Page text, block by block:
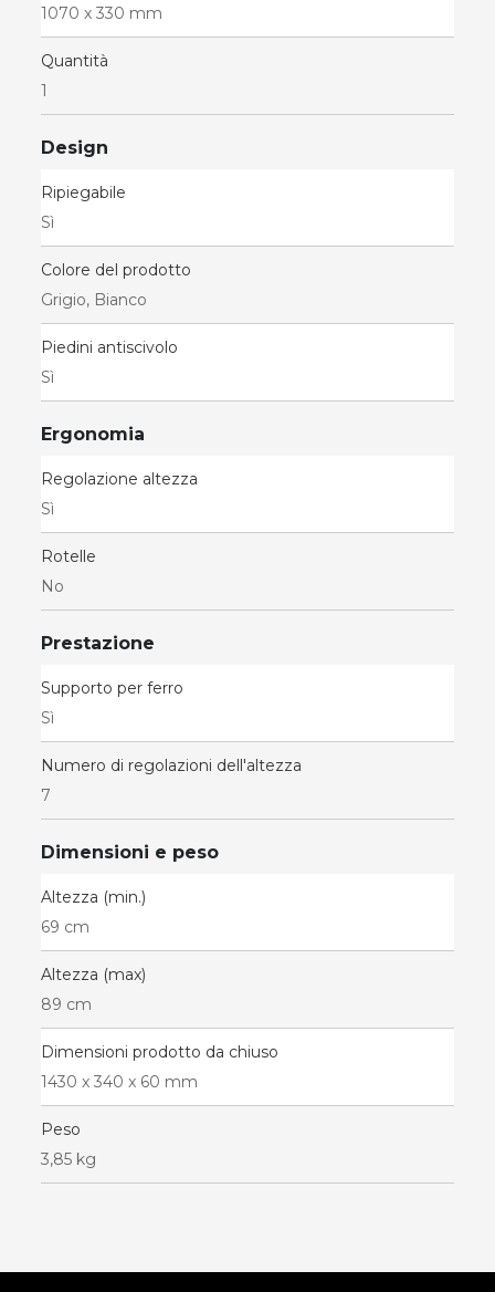
1070 x 330 mm
Quantità
1
Design
Ripiegabile
Sì
Colore del prodotto
Grigio, Bianco
Piedini antiscivolo
Sì
Ergonomia
Regolazione altezza
Sì
Rotelle
No
Prestazione
Supporto per ferro
Sì
Numero di regolazioni dell'altezza
7
Dimensioni e peso
Altezza (min.)
69 cm
Altezza (max)
89 cm
Dimensioni prodotto da chiuso
1430 x 340 x 60 mm
Peso
3,85 kg